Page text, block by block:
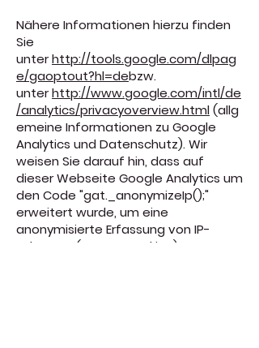
Nähere Informationen hierzu finden
Sie
unterhttp://tools.google.com/dlpag
e/gaoptout?hl=debzw.
unterhttp://www.google.com/intl/de
/analytics/privacyoverview.html (allg
emeine Informationen zu Google
Analytics und Datenschutz). Wir
weisen Sie darauf hin, dass auf
dieser Webseite Google Analytics um
den Code "gat._anonymizeIp();"
erweitert wurde, um eine
anonymisierte Erfassung von IP-
Adressen (sog. IP-Masking) zu